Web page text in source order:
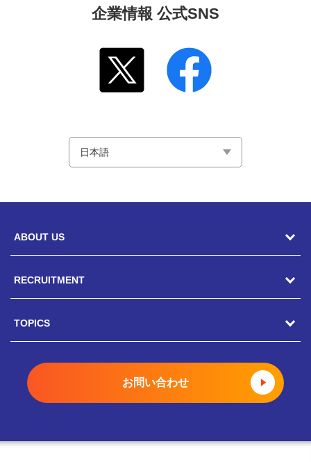
企業情報 公式SNS
ABOUT US
駿河屋の風土
COOメッセージ
RECRUITMENT
キャリア採用
新卒採用
TOPICS
トピックス一覧
駿河屋静岡寮
お問い合わせ